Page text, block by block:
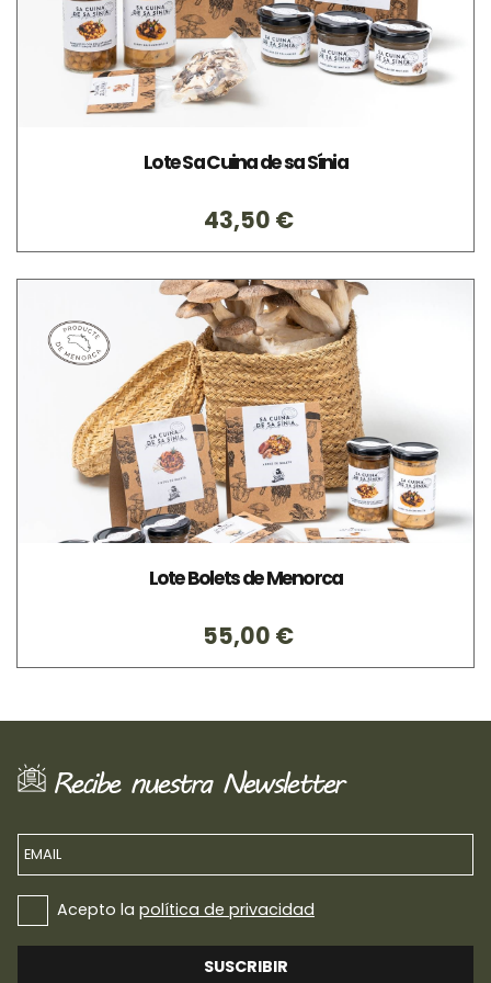
Lote Sa Cuina de sa Sínia
43,50 €
Lote Bolets de Menorca
55,00 €
Recibe nuestra Newsletter
EMAIL
Acepto la política de privacidad
SUSCRIBIR